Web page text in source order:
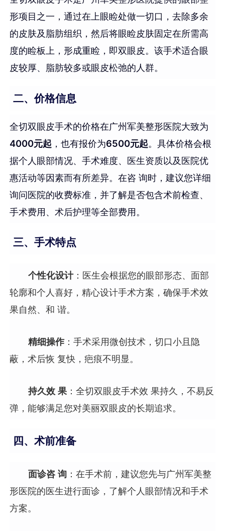
形项目之一，通过在上眼睑处做一切口，去除多余
的皮肤及脂肪组织，然后将眼睑皮肤固定在所需高
度的睑板上，形成重睑，即双眼皮。该手术适合眼
皮较厚、脂肪较多或眼皮松弛的人群。
二、价格信息
全切双眼皮手术的价格在广州军美整形医院大致为
4000元起 ，也有报价为6500元起。具体价格会根
据个人眼部情况、手术难度、医生资质以及医院优
惠活动等因素而有所差异。在咨 询时，建议您详细
询问医院的收费标准，并了解是否包含术前检查、
手术费用、术后护理等全部费用。
三、手术特点
个性化设计：医生会根据您的眼部形态、面部
轮廓和个人喜好，精心设计手术方案，确保手术效
果自然、和 谐。
精细操作：手术采用微创技术，切口小且隐
蔽，术后恢 复快，疤痕不明显。
持久效 果：全切双眼皮手术效 果持久，不易反
弹，能够满足您对美丽双眼皮的长期追求。
四、术前准备
面诊咨 询：在手术前，建议您先与广州军美整
形医院的医生进行面诊，了解个人眼部情况和手术
方案。